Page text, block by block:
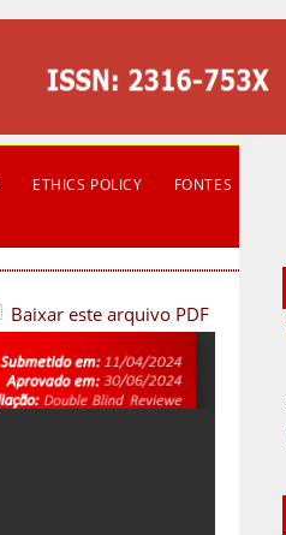
ETHICS POLICY
FONTES
Baixar este arquivo PDF